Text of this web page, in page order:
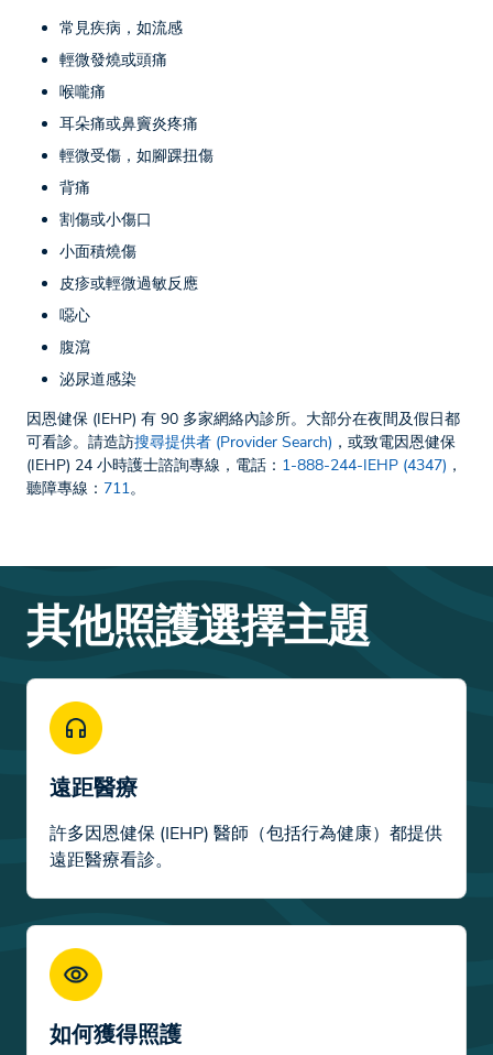
常見疾病，如流感
輕微發燒或頭痛
喉嚨痛
耳朵痛或鼻竇炎疼痛
輕微受傷，如腳踝扭傷
背痛
割傷或小傷口
小面積燒傷
皮疹或輕微過敏反應
噁心
腹瀉
泌尿道感染
因恩健保 (IEHP) 有 90 多家網絡內診所。大部分在夜間及假日都
可看診。請造訪搜尋提供者 (Provider Search) ，或致電因恩健保
(IEHP) 24 小時護士諮詢專線，電話： 1-888-244-IEHP (4347) ，
聽障專線： 711。
其他照護選擇主題
遠距醫療
許多因恩健保 (IEHP) 醫師（包括行為健康）都提供
遠距醫療看診。
如何獲得照護